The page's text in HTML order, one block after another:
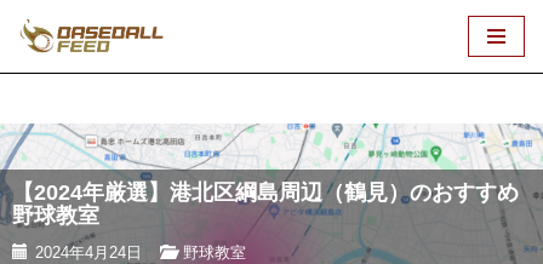
テ
ン
ツ
へ
ス
【2024年厳選】港北区綱島周辺（鶴見）のおすすめ
野球教室​
2024年4月24日 野球教室